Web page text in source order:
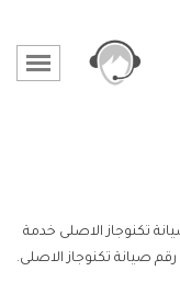
تكنوجاز الاصلى خدمة
صيانة تكنوجاز الاصلى.